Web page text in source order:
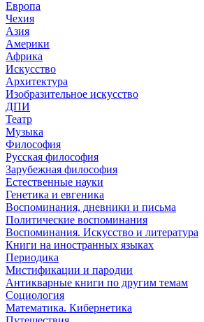
Европа
Чехия
Азия
Америки
Африка
Искусство
Архитектура
Изобразительное искусство
ДПИ
Театр
Музыка
Философия
Русская философия
Зарубежная философия
Естественные науки
Генетика и евгеника
Воспоминания, дневники и письма
Политические воспоминания
Воспоминания. Искусство и литература
Книги на иностранных языках
Периодика
Мистификации и пародии
Антикварные книги по другим темам
Социология
Математика. Кибернетика